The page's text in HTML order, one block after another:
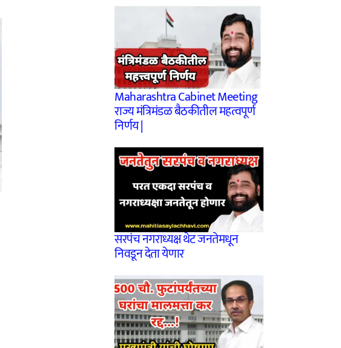
Maharashtra Cabinet Meeting
राज्य मंत्रिमंडळ बैठकीतील महत्वपूर्ण
निर्णय |
सरपंच नगराध्यक्ष थेट जनतेमधून
निवडून देता येणार